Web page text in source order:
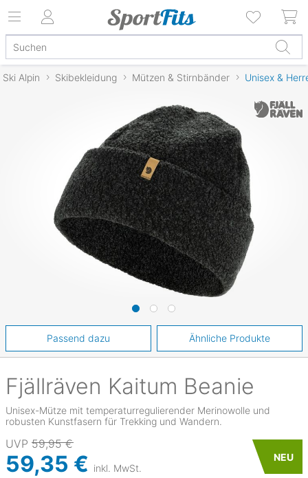
Ski Alpin Skibekleidung Mützen & Stirnbänder Unisex &
Fjällräven Kaitum Beanie
Unisex-Mütze mit temperaturregulierender Merinowolle und
robusten Kunstfasern für Trekking und Wandern.
UVP 59,95 €
59,35 € inkl. MwSt.
NEU
Passend dazu Ähnliche Produkte